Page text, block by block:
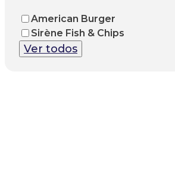
American Burger
Sirène Fish & Chips
Ver todos